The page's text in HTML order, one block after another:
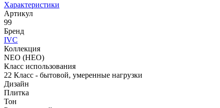
Характеристики
Артикул
99
Бренд
IVC
Коллекция
NEO (НЕО)
Класс использования
22 Класс - бытовой, умеренные нагрузки
Дизайн
Плитка
Тон